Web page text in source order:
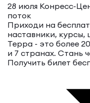
28 июля Конресс-
поток
Приходи на
наставники, курсы,
Терра - это более
и 7 странах. Стань
Получить билет